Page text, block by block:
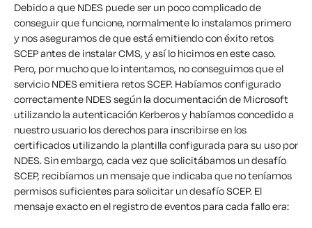
Debido a que NDES puede ser un poco complicado de
conseguir que funcione, normalmente lo instalamos primero
y nos aseguramos de que está emitiendo con éxito retos
SCEP antes de instalar CMS, y así lo hicimos en este caso.
Pero, por mucho que lo intentamos, no conseguimos que el
servicio NDES emitiera retos SCEP. Habíamos configurado
correctamente NDES según la documentación de Microsoft
utilizando la autenticación Kerberos y habíamos concedido a
nuestro usuario los derechos para inscribirse en los
certificados utilizando la plantilla configurada para su uso por
NDES. Sin embargo, cada vez que solicitábamos un desafío
SCEP, recibíamos un mensaje que indicaba que no teníamos
permisos suficientes para solicitar un desafío SCEP. El
mensaje exacto en el registro de eventos para cada fallo era: